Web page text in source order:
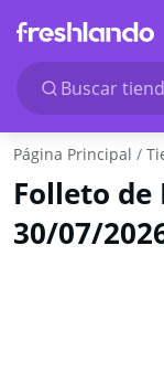
Buscar
Página Principal
Folleto de
30/07/